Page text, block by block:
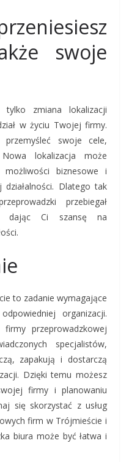
swoje
zmiana lokalizacji
w życiu Twojej firmy.
swoje cele,
lokalizacja może
biznesowe i
Dlatego tak
przebiegał
dając Ci szansę na
to zadanie wymagające
organizacji.
przeprowadzkowej
specjalistów,
zapakują i dostarczą
Dzięki temu możesz
firmy i planowaniu
się skorzystać z usług
firm w Trójmieście i
biura może być łatwa i